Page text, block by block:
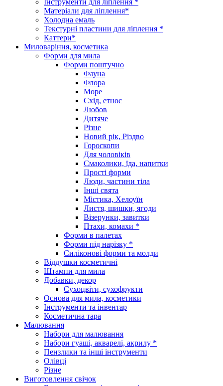
Матеріали для ліплення*
Холодна емаль
Текстурні пластини для ліплення *
Каттери*
Миловаріння, косметика
Форми для мила
Форми поштучно
Фауна
Флора
Море
Схід, етнос
Любов
Дитяче
Різне
Новий рік, Різдво
Гороскопи
Для чоловіків
Смаколики, їда, напитки
Прості форми
Люди, частини тіла
Інші свята
Містика, Хелоуїн
Листя, шишки, ягоди
Візерунки, завитки
Птахи, комахи *
Форми в палетах
Форми під нарізку *
Силіконові форми та молди
Віддушки косметичні
Штампи для мила
Добавки, декор
Сухоцвіти, сухофрукти
Основа для мила, косметики
Інструменти та інвентар
Косметична тара
Малювання
Набори для малювання
Набори гуаші, акварелі, акрилу *
Пензлики та інші інструменти
Олівці
Різне
Виготовлення свічок